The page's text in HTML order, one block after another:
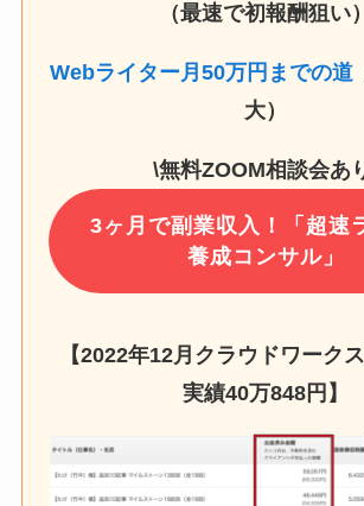
（最速で初報酬狙い）
Webライター月50万円までの道
大）
\無料ZOOM相談会あ
3ヶ月で副業収入！「超速
養成コンサル」
【2022年12月クラウドワーク
実績40万848円 】